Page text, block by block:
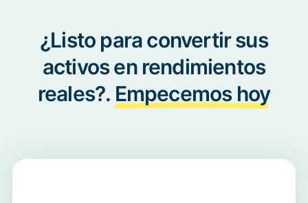
¿Listo para convertir sus
activos en rendimientos
reales?. Empecemos hoy